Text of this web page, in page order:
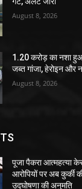
August 8, 2026
1.20 करोड़ का नशा
जब्त गांजा, हेरोइन और
August 8, 2026
पूजा पैकरा आत्महत्या
आरोपियों पर अब कुर्की
उद्घोषणा की अनुमति